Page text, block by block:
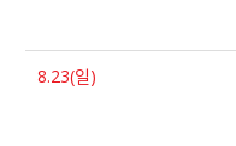
8.23(일)